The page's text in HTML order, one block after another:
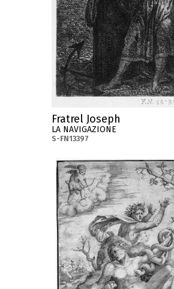
Fratrel Joseph
LA NAVIGAZIONE
S-FN13397